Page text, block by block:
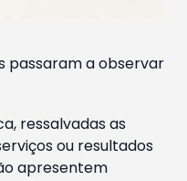
passaram a observar
ressalvadas as
ou resultados
apresentem